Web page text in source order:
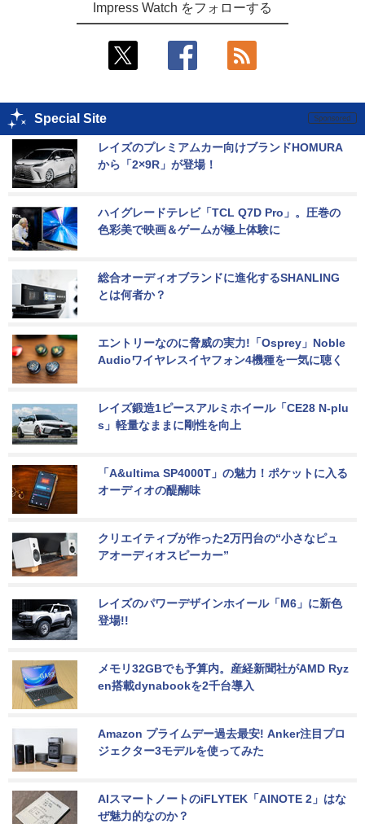
Impress Watch をフォローする
Special Site
レイズのプレミアムカー向けブランドHOMURA
から「2×9R」が登場！
ハイグレードテレビ「TCL Q7D Pro」。圧巻の
色彩美で映画＆ゲームが極上体験に
総合オーディオブランドに進化するSHANLING
とは何者か？
エントリーなのに脅威の実力!「Osprey」Noble
Audioワイヤレスイヤフォン4機種を一気に聴く
レイズ鍛造1ピースアルミホイール「CE28 N-plu
s」軽量なままに剛性を向上
「A&ultima SP4000T」の魅力！ポケットに入る
オーディオの醍醐味
クリエイティブが作った2万円台の“小さなピュ
アオーディオスピーカー”
レイズのパワーデザインホイール「M6」に新色
登場!!
メモリ32GBでも予算内。産経新聞社がAMD Ryz
en搭載dynabookを2千台導入
Amazon プライムデー過去最安! Anker注目プロ
ジェクター3モデルを使ってみた
AIスマートノートのiFLYTEK「AINOTE 2」はな
ぜ魅力的なのか？